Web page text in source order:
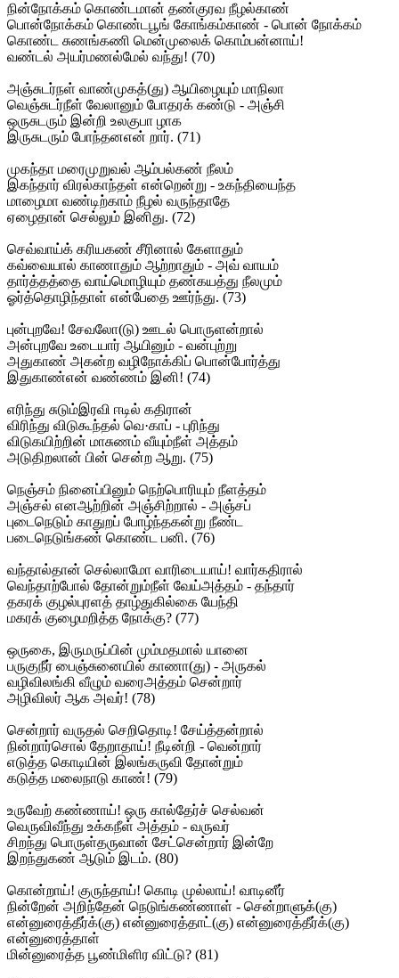
நின்நோக்கம் கொண்டமான் தண்குரவ நீழல்காண்
பொன்நோக்கம் கொண்டபூங் கோங்கம்காண் - பொன் நோக்கம்
கொண்ட சுணங்கணி மென்முலைக் கொம்பன்னாய்!
வண்டல் அயர்மணல்மேல் வந்து! (70)
அஞ்சுடர்நள் வாண்முகத்(து) ஆயிழையும் மாநிலா
வெஞ்சுடர்நீள் வேலானும் போதரக் கண்டு - அஞ்சி
ஒருசுடரும் இன்றி உலகுபா ழாக
இருசுடரும் போந்தனஎன் றார். (71)
முகந்தா மரைமுறுவல் ஆம்பல்கண் நீலம்
இகந்தார் விரல்காந்தள் என்றென்று - உகந்தியைந்த
மாழைமா வண்டிற்காம் நீழல் வருந்தாதே
ஏழைதான் செல்லும் இனிது. (72)
செவ்வாய்க் கரியகண் சீரினால் கேளாதும்
கவ்வையால் காணாதும் ஆற்றாதும் - அவ் வாயம்
தார்த்தத்தை வாய்மொழியும் தண்கயத்து நீலமும்
ஓர்த்தொழிந்தாள் என்பேதை ஊர்ந்து. (73)
புன்புறவே! சேவலோ(டு) ஊடல் பொருளன்றால்
அன்புறவே உடையார் ஆயினும் - வன்புற்று
அதுகாண் அகன்ற வழிநோக்கிப் பொன்போர்த்து
இதுகாண்என் வண்ணம் இனி! (74)
எரிந்து சுடும்இரவி ஈடில் கதிரான்
விரிந்து விடுகூந்தல் வெ·காப் - புரிந்து
விடுகயிற்றின் மாசுணம் வீயும்நீள் அத்தம்
அடுதிறலான் பின் சென்ற ஆறு. (75)
நெஞ்சம் நினைப்பினும் நெற்பொரியும் நீளத்தம்
அஞ்சல் எனஆற்றின் அஞ்சிற்றால் - அஞ்சப்
புடைநெடும் காதுறப் போழ்ந்தகன்று நீண்ட
படைநெடுங்கண் கொண்ட பனி. (76)
வந்தால்தான் செல்லாமோ வாரிடையாய்! வார்கதிரால்
வெந்தாற்போல் தோன்றும்நீள் வேய்அத்தம் - தந்தார்
தகரக் குழல்புரளத் தாழ்துகில்கை யேந்தி
மகரக் குழைமறித்த நோக்கு? (77)
ஒருகை, இருமருப்பின் மும்மதமால் யானை
பருகுநீர் பைஞ்சுனையில் காணா(து) - அருகல்
வழிவிலங்கி வீழும் வரைஅத்தம் சென்றார்
அழிவிலர் ஆக அவர்! (78)
சென்றார் வருதல் செறிதொடி! சேய்த்தன்றால்
நின்றார்சொல் தேறாதாய்! நீடின்றி - வென்றார்
எடுத்த கொடியின் இலங்கருவி தோன்றும்
கடுத்த மலைநாடு காண்! (79)
உருவேற் கண்ணாய்! ஒரு கால்தேர்ச் செல்வன்
வெருவிவீந்து உக்கநீள் அத்தம் - வருவர்
சிறந்து பொருள்தருவான் சேட்சென்றார் இன்றே
இறந்துகண் ஆடும் இடம். (80)
கொன்றாய்! குருந்தாய்! கொடி முல்லாய்! வாடினீர்
நின்றேன் அறிந்தேன் நெடுங்கண்ணாள் - சென்றாளுக்(கு)
என்னுரைத்தீர்க்(கு) என்னுரைத்தாட்(கு) என்னுரைத்தீர்க்(கு)
என்னுரைத்தாள்
மின்னுரைத்த பூண்மிளிர விட்டு? (81)